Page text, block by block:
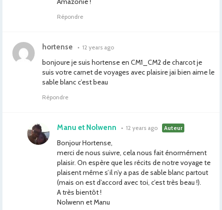
Répondre
hortense • 12 years ago
bonjoure je suis hortense en CM1_CM2 de charcot je
suis votre carnet de voyages avec plaisire jai bien aime le
sable blanc c’est beau
Répondre
Manu et Nolwenn • 12 years ago Auteur
Bonjour Hortense,
merci de nous suivre, cela nous fait énormément
plaisir. On espère que les récits de notre voyage te
plaisent même s’il n’y a pas de sable blanc partout
(mais on est d’accord avec toi, c’est très beau !).
A très bientôt !
Nolwenn et Manu